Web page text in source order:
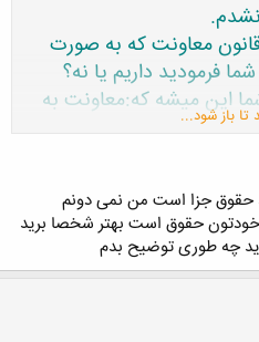
قانون معاونت كه به صورت
فرموديد داريم يا نه؟
اين ميشه كه:معاونت به
و معاونت به مباشره .
جرم مستقل وجود دارد كه
باشه
توضيح بدين.
تا باز شود...
حقوق جزا است من نمی دونم
حقوق است بهتر شخصا برید
چه طوری توضیح بدم